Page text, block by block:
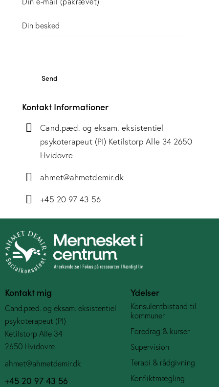
Kontakt Informationer
Cand.pæd. og eksam. eksistentiel
psykoterapeut (PI) Ketilstorp Alle 34 2650
Hvidovre
ahmet@ahmetdemir.dk
+45 20 97 43 56
Kontakt mig
Cand.pæd. og eksam. eksistentiel
psykoterapeut (PI)
Ketilstorp Alle 34
2650 Hvidovre
ahmet@ahmetdemir.dk
+45 20 97 43 56
Ydelser
Konsulentbistand til
kommuner
Foredrag & kurser
Supervision
Terapi & rådgivning
Konfliktmægling